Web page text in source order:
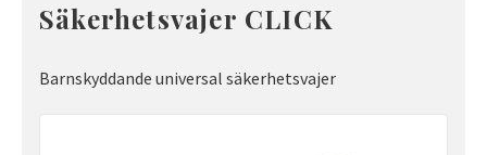
Säkerhetsvajer CLICK
Barnskyddande universal säkerhetsvajer